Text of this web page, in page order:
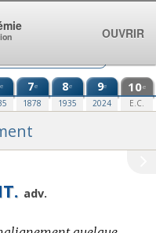
e 7e
1878
8e
1935
9e
2024
10e
E.C.
adv.
OUVRIR